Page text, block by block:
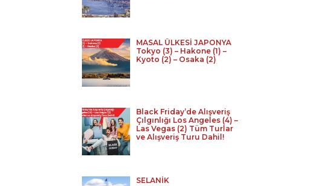
MASAL ÜLKESİ JAPONYA
Tokyo (3) – Hakone (1) –
Kyoto (2) – Osaka (2)
Black Friday’de Alışveriş
Çılgınlığı Los Angeles (4) –
Las Vegas (2) Tüm Turlar
ve Alışveriş Turu Dahil!
SELANİK